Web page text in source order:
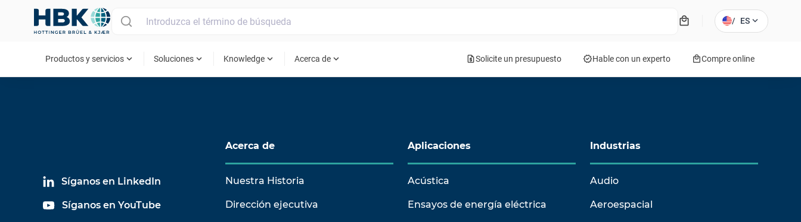
local_mall / ES expand_more
Productos y servicios expand_more Soluciones expand_more Knowledge expand_more Acerca de expand_more request_quoteSolicite un presupuesto verifiedHable con un experto local_mallCompre online
Síganos en LinkedIn
Síganos en YouTube
Acerca de
Nuestra Historia
Dirección ejecutiva
Aplicaciones
Acústica
Ensayos de energía eléctrica
Industrias
Audio
Aeroespacial